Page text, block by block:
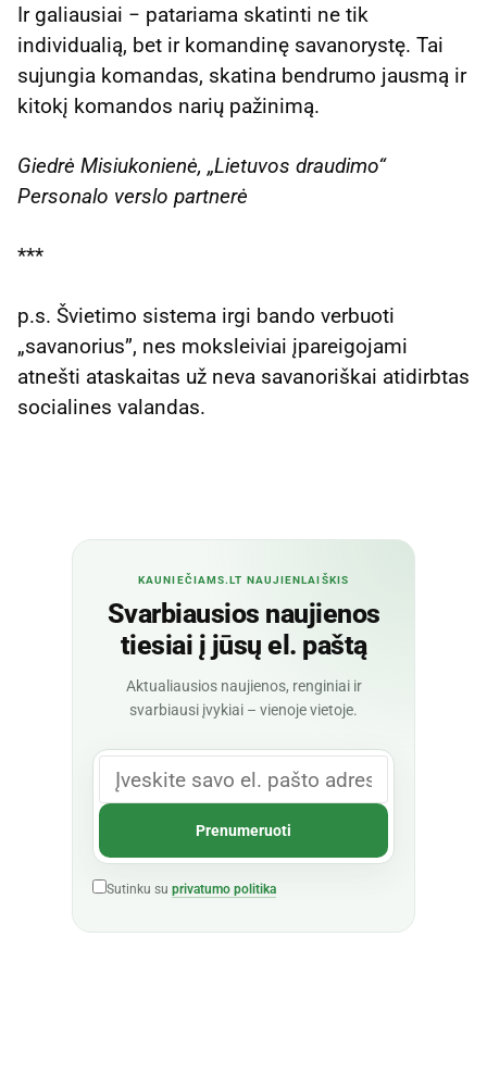
Ir galiausiai − patariama skatinti ne tik
individualią, bet ir komandinę savanorystę. Tai
sujungia komandas, skatina bendrumo jausmą ir
kitokį komandos narių pažinimą.
Giedrė Misiukonienė, „Lietuvos draudimo“
Personalo verslo partnerė
***
p.s. Švietimo sistema irgi bando verbuoti
„savanorius”, nes moksleiviai įpareigojami
atnešti ataskaitas už neva savanoriškai atidirbtas
socialines valandas.
KAUNIEČIAMS.LT NAUJIENLAIŠKIS
Svarbiausios naujienos
tiesiai į jūsų el. paštą
Aktualiausios naujienos, renginiai ir
svarbiausi įvykiai – vienoje vietoje.
Sutinku su privatumo politika